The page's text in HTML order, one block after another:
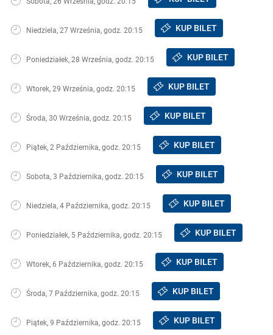
Niedziela, 27 Września, godz. 20:15 KUP BILET
Poniedziałek, 28 Września, godz. 20:15 KUP BILET
Wtorek, 29 Września, godz. 20:15 KUP BILET
Środa, 30 Września, godz. 20:15 KUP BILET
Piątek, 2 Października, godz. 20:15 KUP BILET
Sobota, 3 Października, godz. 20:15 KUP BILET
Niedziela, 4 Października, godz. 20:15 KUP BILET
Poniedziałek, 5 Października, godz. 20:15 KUP BILET
Wtorek, 6 Października, godz. 20:15 KUP BILET
Środa, 7 Października, godz. 20:15 KUP BILET
Piątek, 9 Października, godz. 20:15 KUP BILET